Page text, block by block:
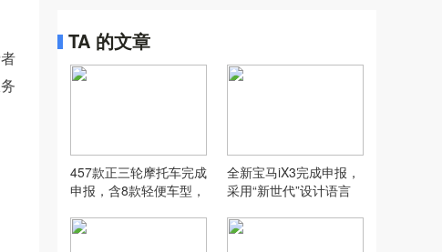
TA 的文章
457款正三轮摩托车完成
申报，含8款轻便车型，
全新宝马iX3完成申报，
采用“新世代”设计语言